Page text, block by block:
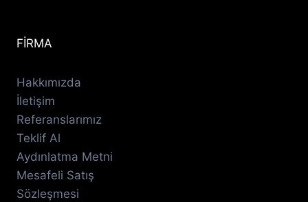
FİRMA
Hakkımızda
İletişim
Referanslarımız
Teklif Al
Aydınlatma Metni
Mesafeli Satış
Sözleşmesi